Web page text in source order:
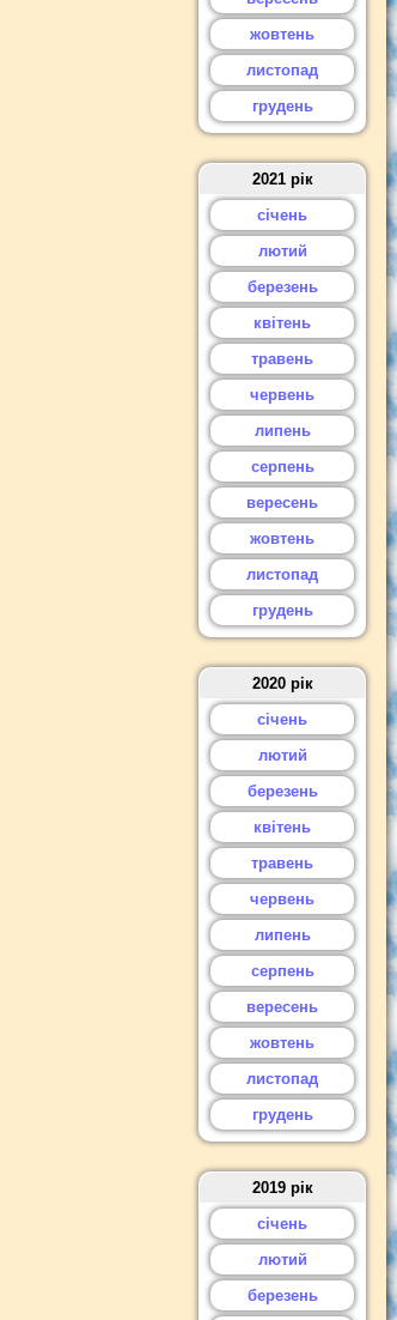
жовтень
листопад
грудень
2021 рік
січень
лютий
березень
квітень
травень
червень
липень
серпень
вересень
жовтень
листопад
грудень
2020 рік
січень
лютий
березень
квітень
травень
червень
липень
серпень
вересень
жовтень
листопад
грудень
2019 рік
січень
лютий
березень